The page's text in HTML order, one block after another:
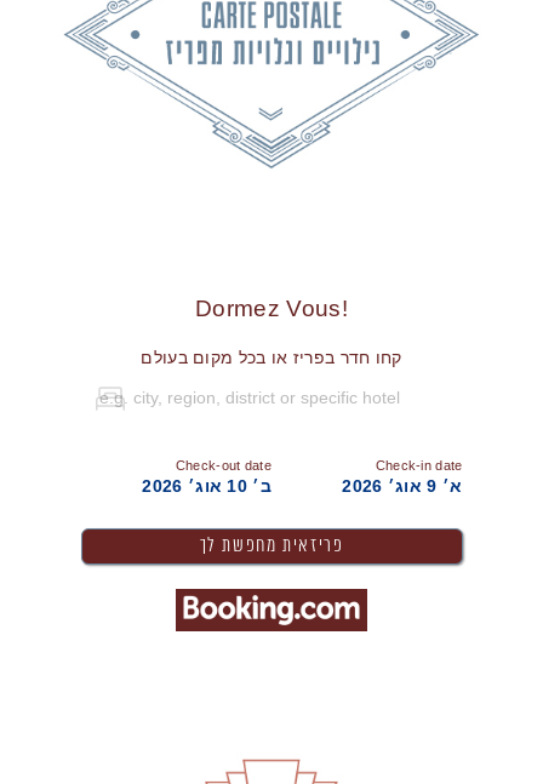
!Dormez Vous
קחו חדר בפריז או בכל מקום בעולם
Check-in date
א׳ 9 אוג׳ 2026
Check-out date
ב׳ 10 אוג׳ 2026